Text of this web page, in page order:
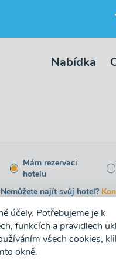
Nabídka
Mám rezervaci
hotelu
Nemůžete najít svůj hotel?
dospělý (+11) dítě (4-10)
účely. Potřebujeme je k
funkcích a pravidlech
všech cookies,
okně.